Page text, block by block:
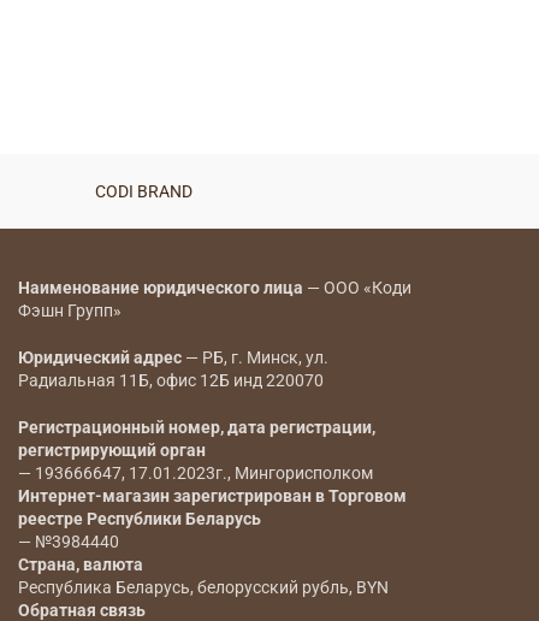
CODI BRAND
Наименование юридического лица — ООО «Коди
Фэшн Групп»
Юридический адрес — РБ, г. Минск, ул.
Радиальная 11Б, офис 12Б инд 220070
Регистрационный номер, дата регистрации,
регистрирующий орган
— 193666647, 17.01.2023г., Мингорисполком
Интернет-магазин зарегистрирован в Торговом
реестре Республики Беларусь
— №3984440
Страна, валюта
Республика Беларусь, белорусский рубль, BYN
Обратная связь